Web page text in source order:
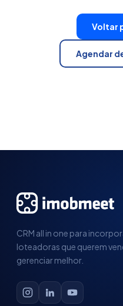
Voltar
Agendar
CRM all in one para
loteadoras que querem
gerenciar melhor.